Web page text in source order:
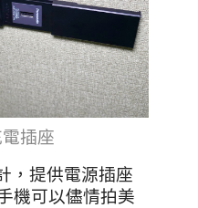
插座
，提供電源插座
機可以儘情拍美